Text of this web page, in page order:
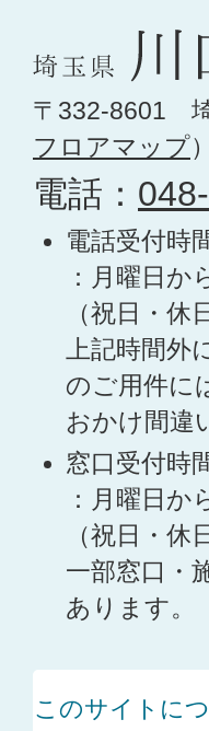
〒332-8601
フロアマップ）
電話：
電話受付時
：月曜日
（祝日・休
上記時間外
のご用件に
おかけ間違
窓口受付時
：月曜日
（祝日・休
一部窓口・
あります。
このサイトに